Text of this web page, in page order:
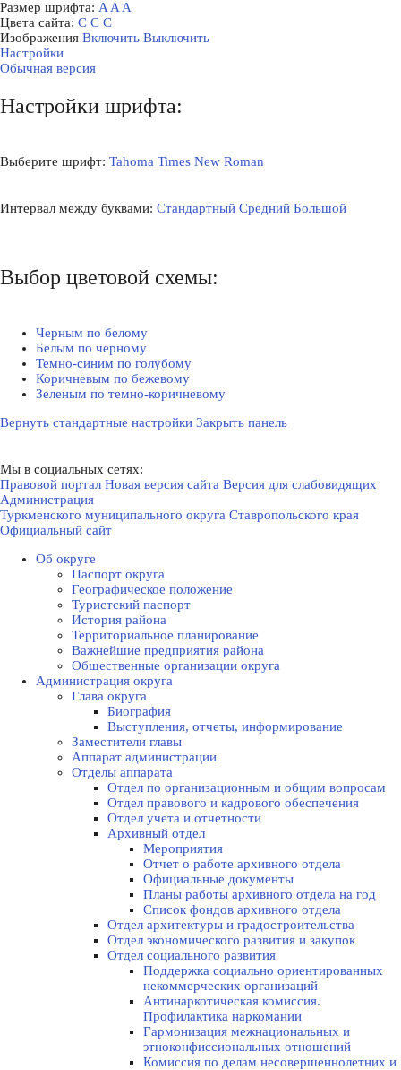
Размер шрифта: A A A
Цвета сайта: С С С
Изображения Включить Выключить
Настройки
Обычная версия
Настройки шрифта:
Выберите шрифт: Tahoma Times New Roman
Интервал между буквами: Стандартный Средний Большой
Выбор цветовой схемы:
Черным по белому
Белым по черному
Темно-синим по голубому
Коричневым по бежевому
Зеленым по темно-коричневому
Вернуть стандартные настройки Закрыть панель
Мы в социальных сетях:
Правовой портал Новая версия сайта Версия для слабовидящих
Администрация
Туркменского муниципального округа Ставропольского края
Официальный сайт
Об округе
Паспорт округа
Географическое положение
Туристский паспорт
История района
Территориальное планирование
Важнейшие предприятия района
Общественные организации округа
Администрация округа
Глава округа
Биография
Выступления, отчеты, информирование
Заместители главы
Аппарат администрации
Отделы аппарата
Отдел по организационным и общим вопросам
Отдел правового и кадрового обеспечения
Отдел учета и отчетности
Архивный отдел
Мероприятия
Отчет о работе архивного отдела
Официальные документы
Планы работы архивного отдела на год
Список фондов архивного отдела
Отдел архитектуры и градостроительства
Отдел экономического развития и закупок
Отдел социального развития
Поддержка социально ориентированных
некоммерческих организаций
Антинаркотическая комиссия.
Профилактика наркомании
Гармонизация межнациональных и
этноконфиссиональных отношений
Комиссия по делам несовершеннолетних и